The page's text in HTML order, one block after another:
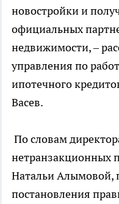
новостройки и
официальных
недвижимости, –
управления по
ипотечного
Васев.
По словам
нетранзакционных
Натальи Алымовой,
постановления